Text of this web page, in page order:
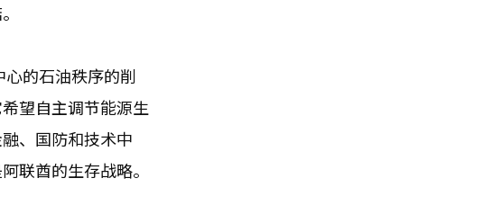
的石油秩序的削
望自主调节能源生
、国防和技术中
联酋的生存战略。